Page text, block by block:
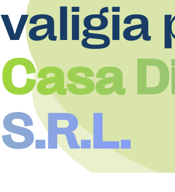
valigia
Casa
S.R.L.